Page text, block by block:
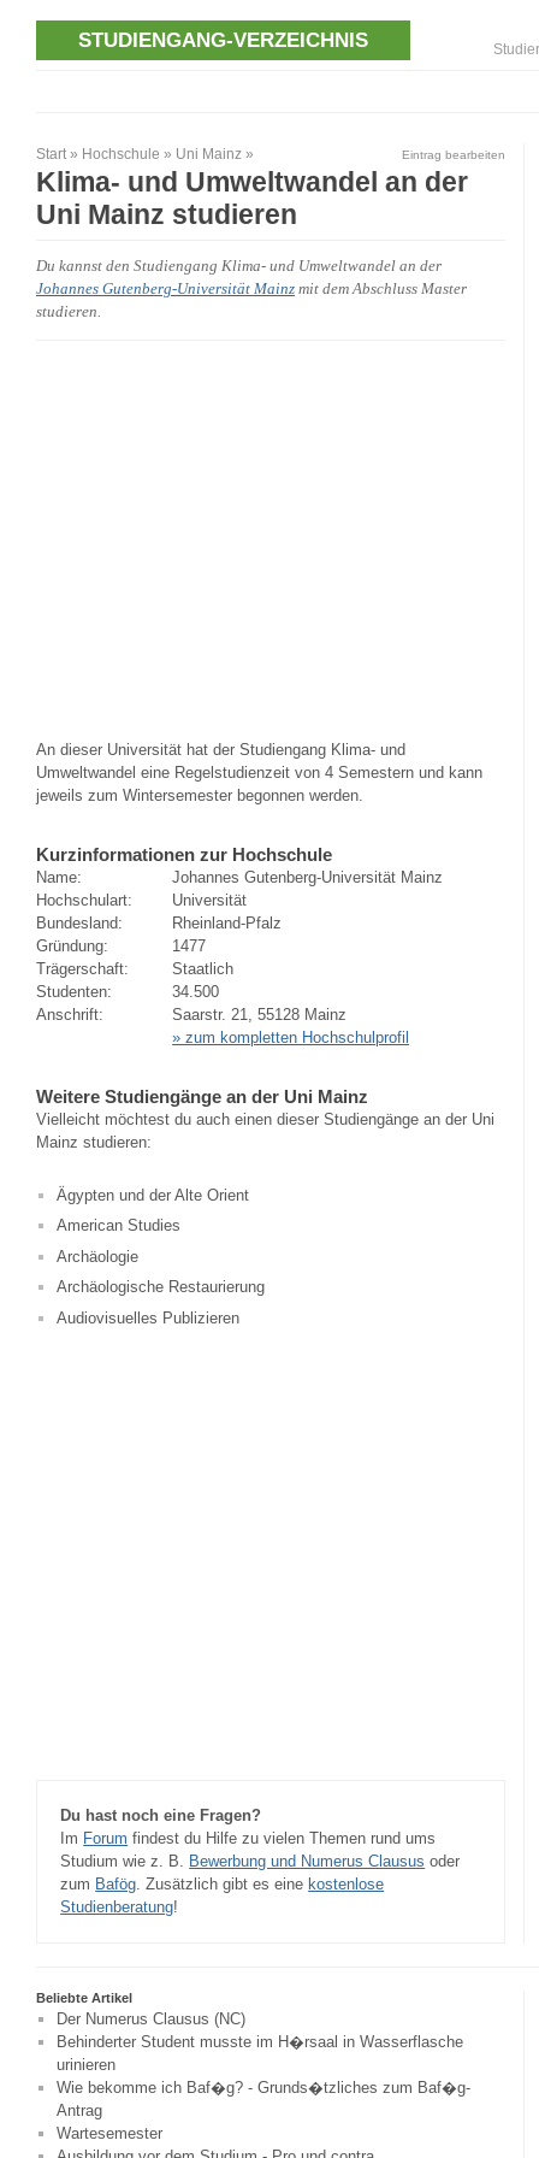
STUDIENGANG-VERZEICHNIS
Start » Hochschule » Uni Mainz » Eintrag bearbeiten
Klima- und Umweltwandel an der
Uni Mainz studieren
Du kannst den Studiengang Klima- und Umweltwandel an der
Johannes Gutenberg-Universität Mainz mit dem Abschluss Master
studieren.
An dieser Universität hat der Studiengang Klima- und
Umweltwandel eine Regelstudienzeit von 4 Semestern und kann
jeweils zum Wintersemester begonnen werden.
Kurzinformationen zur Hochschule
Name:
Johannes Gutenberg-Universität Mainz
Hochschulart:
Universität
Bundesland:
Rheinland-Pfalz
Gründung:
1477
Trägerschaft:
Staatlich
Studenten:
34.500
Anschrift:
Saarstr. 21, 55128 Mainz
» zum kompletten Hochschulprofil
Weitere Studiengänge an der Uni Mainz
Vielleicht möchtest du auch einen dieser Studiengänge an der Uni
Mainz studieren:
Ägypten und der Alte Orient
American Studies
Archäologie
Archäologische Restaurierung
Audiovisuelles Publizieren
Du hast noch eine Fragen?
Im Forum findest du Hilfe zu vielen Themen rund ums
Studium wie z. B. Bewerbung und Numerus Clausus oder
zum Bafög. Zusätzlich gibt es eine kostenlose
Studienberatung!
Beliebte Artikel
Der Numerus Clausus (NC)
Behinderter Student musste im H�rsaal in Wasserflasche
urinieren
Wie bekomme ich Baf�g? - Grunds�tzliches zum Baf�g-
Antrag
Wartesemester